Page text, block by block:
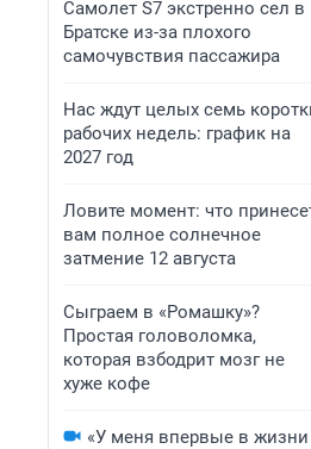
Самолет S7 экстренно сел в
Братске из-за плохого
самочувствия пассажира
Нас ждут целых семь
рабочих недель: график на
2027 год
Ловите момент: что
вам полное солнечное
затмение 12 августа
Сыграем в «Ромашку»?
Простая головоломка,
которая взбодрит мозг не
хуже кофе
«У меня впервые в жизни